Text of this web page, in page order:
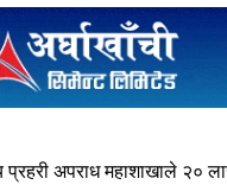
प्रहरी अपराध महाशाखाले २०